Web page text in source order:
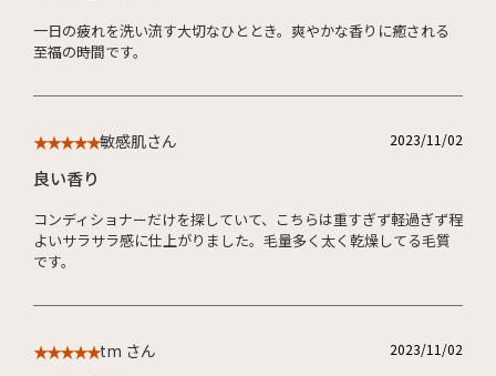
一日の疲れを洗い流す大切なひととき。爽やかな香りに癒される
至福の時間です。
★★★★★敏感肌さん 2023/11/02
良い香り
コンディショナーだけを探していて、こちらは重すぎず軽過ぎず程
よいサラサラ感に仕上がりました。毛量多く太く乾燥してる毛質
です。
★★★★★tm さん 2023/11/02